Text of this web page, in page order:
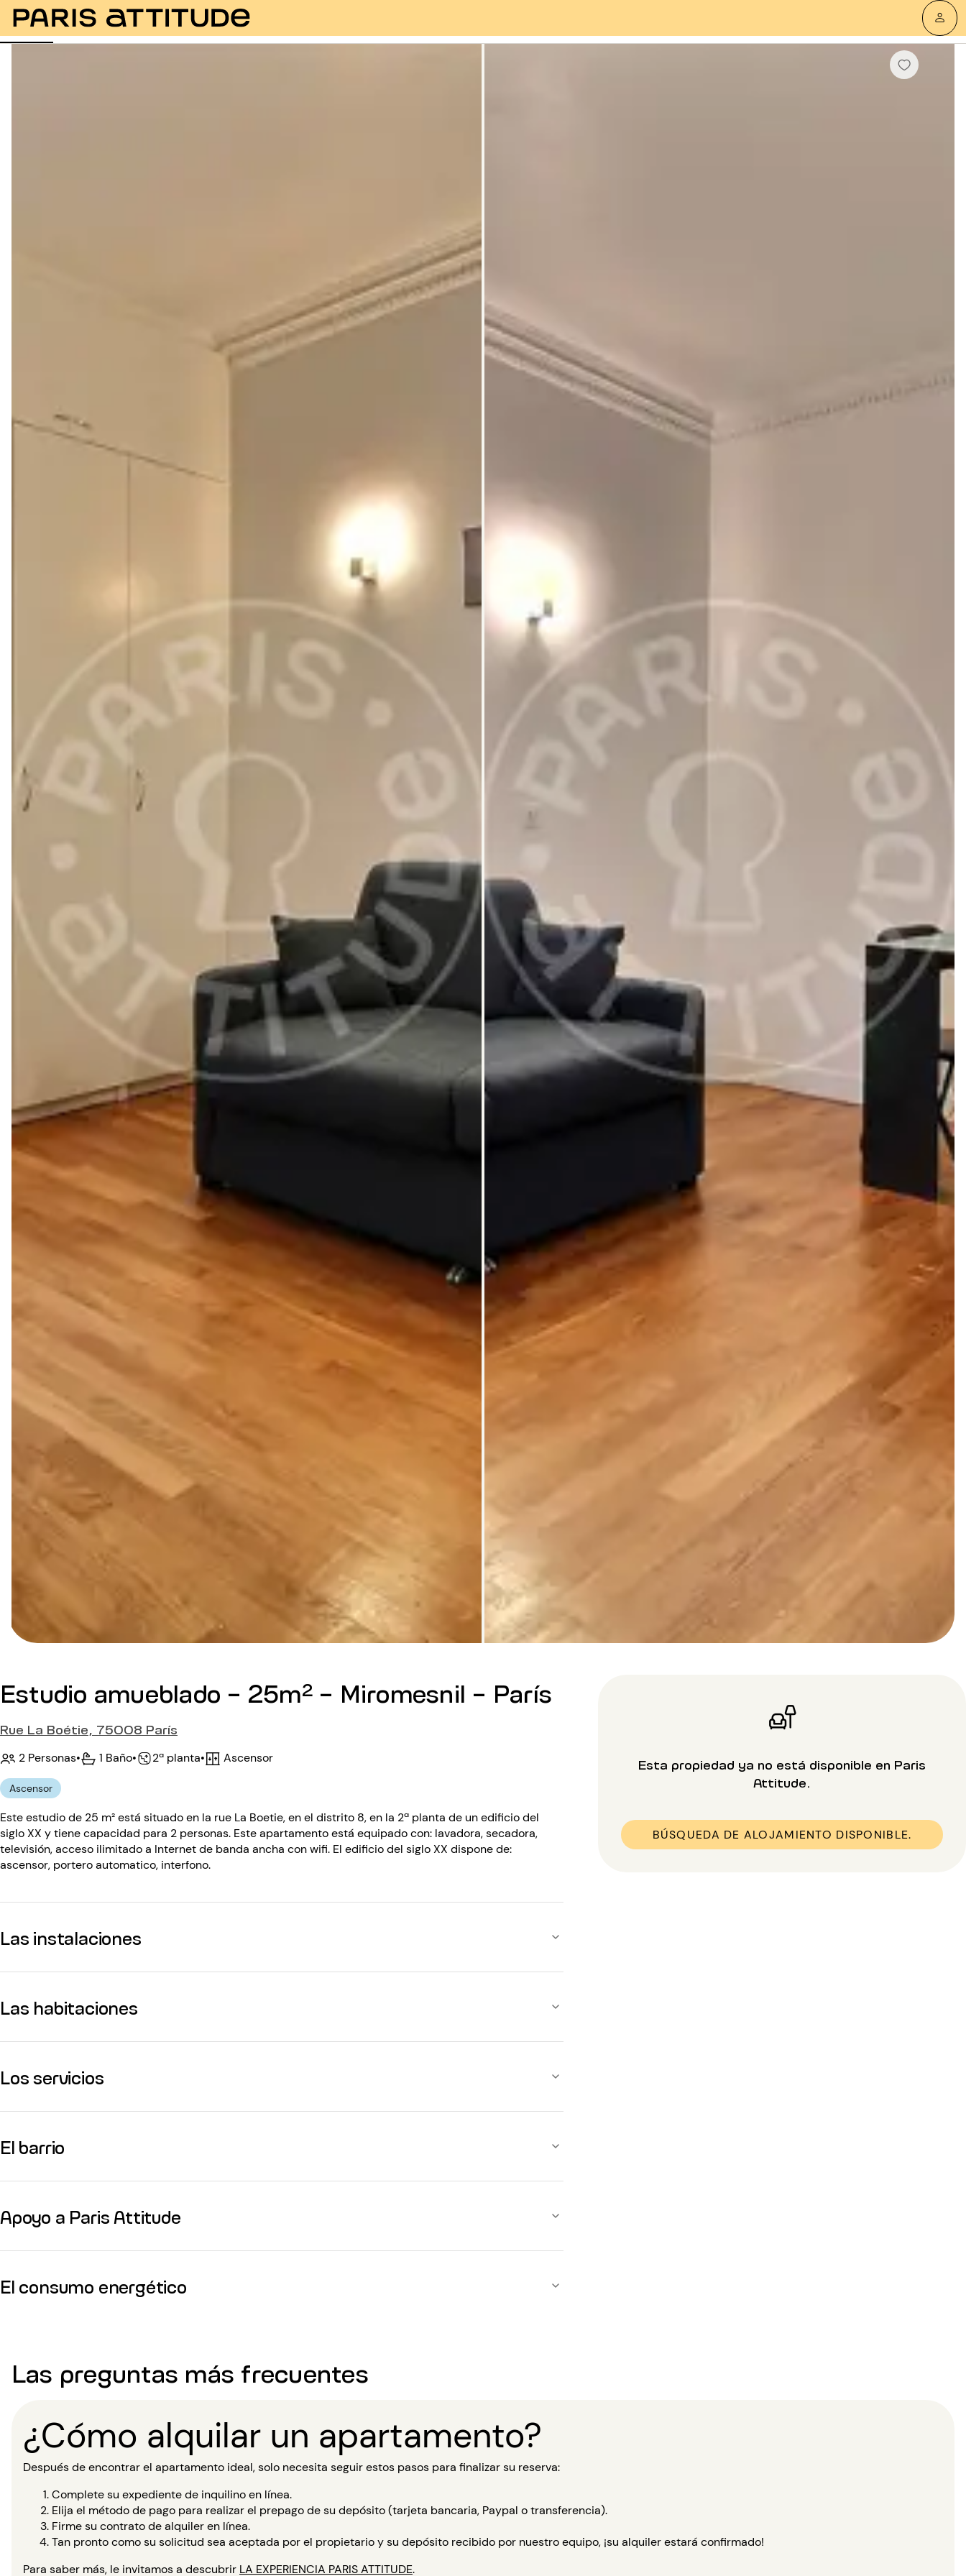
Fotos Descripción Instalaciones Habitaciones
Estudio amueblado - 25m² - Miromesnil - París
Rue La Boétie, 75008 París
2 Personas• 1 Baño• 2ª planta• Ascensor
Ascensor
Este estudio de 25 m² está situado en la rue La Boetie, en el distrito 8, en la 2ª planta de un edificio del
siglo XX y tiene capacidad para 2 personas. Este apartamento está equipado con: lavadora, secadora,
televisión, acceso ilimitado a Internet de banda ancha con wifi. El edificio del siglo XX dispone de:
ascensor, portero automatico, interfono.
Las instalaciones
Las habitaciones
Los servicios
El barrio
Apoyo a Paris Attitude
El consumo energético
Esta propiedad ya no está disponible en Paris
Attitude.
BÚSQUEDA DE ALOJAMIENTO DISPONIBLE.
Las preguntas más frecuentes
¿Cómo alquilar un apartamento?
Después de encontrar el apartamento ideal, solo necesita seguir estos pasos para finalizar su reserva:
Complete su expediente de inquilino en línea.
Elija el método de pago para realizar el prepago de su depósito (tarjeta bancaria, Paypal o transferencia).
Firme su contrato de alquiler en línea.
Tan pronto como su solicitud sea aceptada por el propietario y su depósito recibido por nuestro equipo, ¡su alquiler estará confirmado!
Para saber más, le invitamos a descubrir LA EXPERIENCIA PARIS ATTITUDE.